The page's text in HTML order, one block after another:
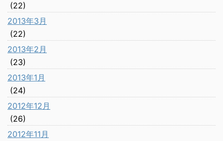
(22)
2013年3月
(22)
2013年2月
(23)
2013年1月
(24)
2012年12月
(26)
2012年11月